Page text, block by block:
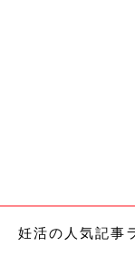
妊活の人気記事